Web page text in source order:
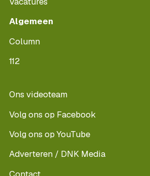
Algemeen
Column
112
Ons videoteam
Volg ons op Facebook
Volg ons op YouTube
Adverteren / DNK Media